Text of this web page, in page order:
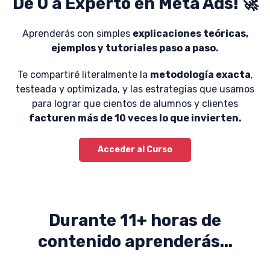
De 0 a Experto en Meta Ads! 🚀
Aprenderás con simples explicaciones teóricas,
ejemplos y tutoriales paso a paso.
Te compartiré literalmente la metodología exacta,
testeada y optimizada, y las estrategias que usamos
para lograr que cientos de alumnos y clientes
facturen más de 10 veces lo que invierten.
Acceder al Curso
Durante 11+ horas de
contenido aprenderás...